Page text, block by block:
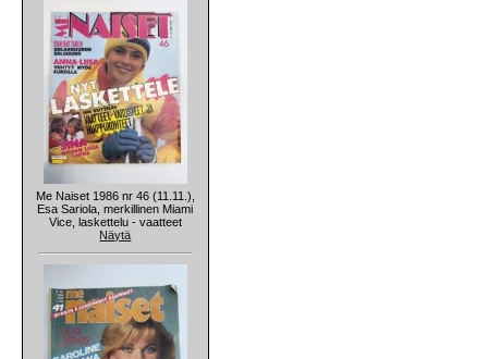
Me Naiset 1986 nr 46 (11.11.),
Esa Sariola, merkillinen Miami
Vice, laskettelu - vaatteet
Näytä